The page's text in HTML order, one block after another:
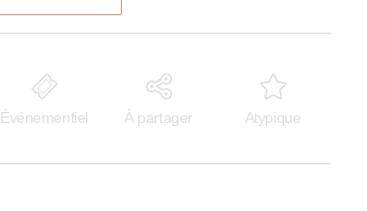
Événementiel À partager Atypique